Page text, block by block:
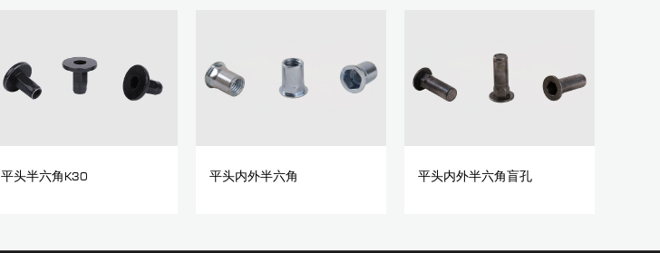
平头半六角K30 平头内外半六角 平头内外半六角盲孔